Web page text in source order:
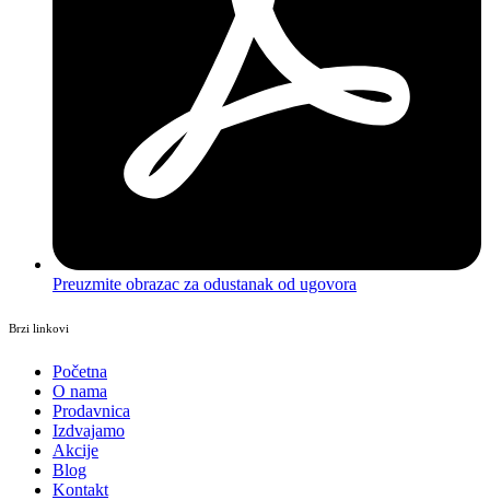
Preuzmite obrazac za odustanak od ugovora
Brzi linkovi
Početna
O nama
Prodavnica
Izdvajamo
Akcije
Blog
Kontakt